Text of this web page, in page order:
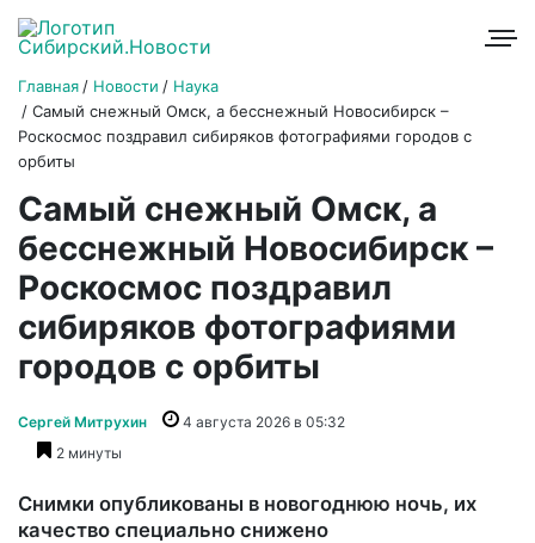
Главная Новости
Наука
Самый снежный Омск, а бесснежный Новосибирск –
Роскосмос поздравил сибиряков фотографиями городов с
орбиты
Самый снежный Омск, а
бесснежный Новосибирск –
Роскосмос поздравил
сибиряков фотографиями
городов с орбиты
Сергей Митрухин
4 августа 2026 в 05:32
2 минуты
Снимки опубликованы в новогоднюю ночь, их
качество специально снижено